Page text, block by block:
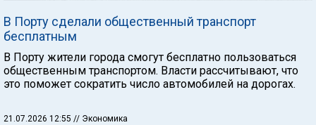
В Порту сделали общественный транспорт
бесплатным
В Порту жители города смогут бесплатно пользоваться
общественным транспортом. Власти рассчитывают, что
это поможет сократить число автомобилей на дорогах.
21.07.2026 12:55 // Экономика